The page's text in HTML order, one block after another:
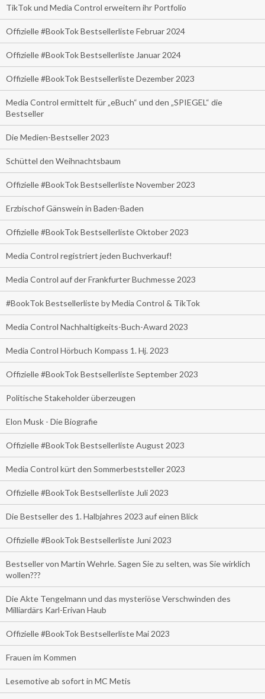
TikTok und Media Control erweitern ihr Portfolio
Offizielle #BookTok Bestsellerliste Februar 2024
Offizielle #BookTok Bestsellerliste Januar 2024
Offizielle #BookTok Bestsellerliste Dezember 2023
Media Control ermittelt für „eBuch“ und den „SPIEGEL“ die
Bestseller
Die Medien-Bestseller 2023
Schüttel den Weihnachtsbaum
Offizielle #BookTok Bestsellerliste November 2023
Erzbischof Gänswein in Baden-Baden
Offizielle #BookTok Bestsellerliste Oktober 2023
Media Control registriert jeden Buchverkauf!
Media Control auf der Frankfurter Buchmesse 2023
#BookTok Bestsellerliste by Media Control & TikTok
Media Control Nachhaltigkeits-Buch-Award 2023
Media Control Hörbuch Kompass 1. Hj. 2023
Offizielle #BookTok Bestsellerliste September 2023
Politische Stakeholder überzeugen
Elon Musk - Die Biografie
Offizielle #BookTok Bestsellerliste August 2023
Media Control kürt den Sommerbeststeller 2023
Offizielle #BookTok Bestsellerliste Juli 2023
Die Bestseller des 1. Halbjahres 2023 auf einen Blick
Offizielle #BookTok Bestsellerliste Juni 2023
Bestseller von Martin Wehrle. Sagen Sie zu selten, was Sie wirklich
wollen???
Die Akte Tengelmann und das mysteriöse Verschwinden des
Milliardärs Karl-Erivan Haub
Offizielle #BookTok Bestsellerliste Mai 2023
Frauen im Kommen
Lesemotive ab sofort in MC Metis